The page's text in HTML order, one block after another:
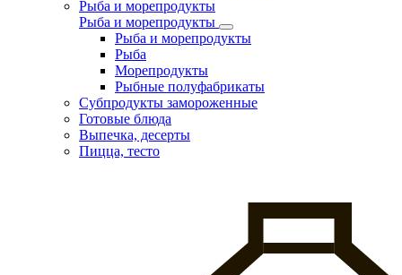
Рыба и морепродукты
Рыба и морепродукты
Рыба и морепродукты
Рыба
Морепродукты
Рыбные полуфабрикаты
Субпродукты замороженные
Готовые блюда
Выпечка, десерты
Пицца, тесто